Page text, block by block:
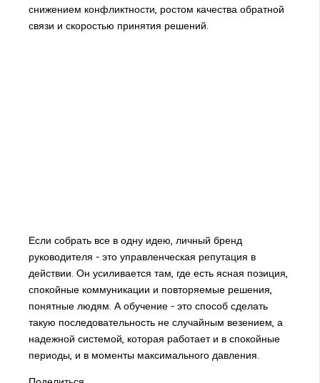
снижением конфликтности, ростом качества обратной
связи и скоростью принятия решений.
Если собрать все в одну идею, личный бренд
руководителя - это управленческая репутация в
действии. Он усиливается там, где есть ясная позиция,
спокойные коммуникации и повторяемые решения,
понятные людям. А обучение - это способ сделать
такую последовательность не случайным везением, а
надежной системой, которая работает и в спокойные
периоды, и в моменты максимального давления.